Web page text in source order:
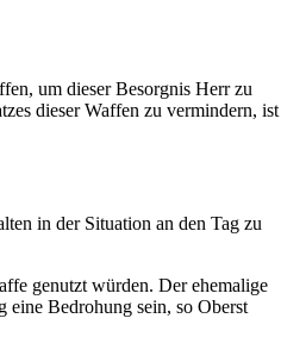
um dieser Besorgnis Herr zu
dieser Waffen zu vermindern, ist
in der Situation an den Tag zu
genutzt würden. Der ehemalige
eine Bedrohung sein, so Oberst